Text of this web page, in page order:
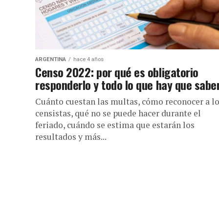
ARGENTINA hace 4 años
Censo 2022: por qué es obligatorio
responderlo y todo lo que hay que
Cuánto cuestan las multas, cómo reconocer a
censistas, qué no se puede hacer durante el
feriado, cuándo se estima que estarán los
resultados y más...